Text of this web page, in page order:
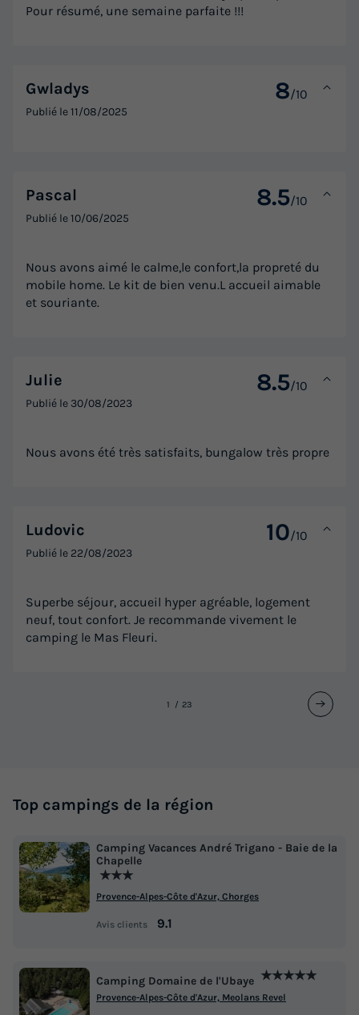
Pour résumé, une semaine parfaite !!!
Gwladys 8/10
Publié le11/08/2025
Pascal 8.5/10
Publié le10/06/2025
Nous avons aimé le calme,le confort,la propreté du
mobile home. Le kit de bien venu.L accueil aimable
et souriante.
Julie 8.5/10
Publié le 30/08/2023
Nous avons été très satisfaits, bungalow très propre
Ludovic 10/10
Publié le 22/08/2023
Superbe séjour, accueil hyper agréable, logement
neuf, tout confort. Je recommande vivement le
camping le Mas Fleuri.
1 23
Top campings de la région
Camping Vacances André Trigano - Baie de la
Chapelle
★★★
Provence-Alpes-Côte d'Azur, Chorges
Avis clients 9.1
Camping Domaine de l'Ubaye ★★★★★
Provence-Alpes-Côte d'Azur, Meolans Revel